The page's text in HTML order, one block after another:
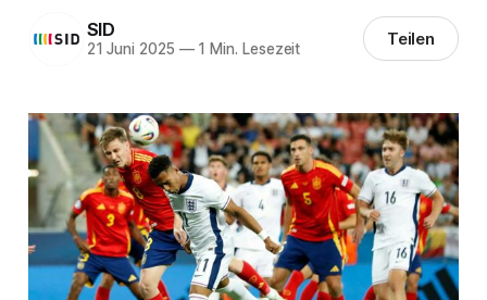
SID
21 Juni 2025 —1 Min. Lesezeit Teilen